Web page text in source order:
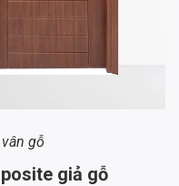
gỗ
giả gỗ